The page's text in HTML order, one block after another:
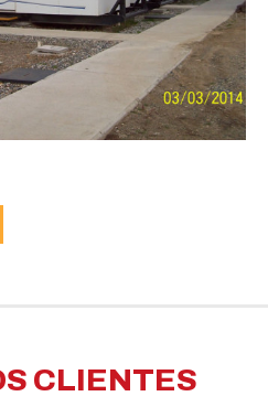
CLIENTES